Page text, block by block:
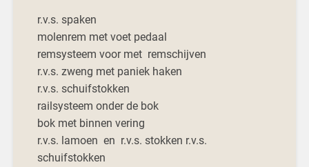
r.v.s. spaken
molenrem met voet pedaal
remsysteem voor met remschijven
r.v.s. zweng met paniek haken
r.v.s. schuifstokken
railsysteem onder de bok
bok met binnen vering
r.v.s. lamoen en r.v.s. stokken r.v.s.
schuifstokken